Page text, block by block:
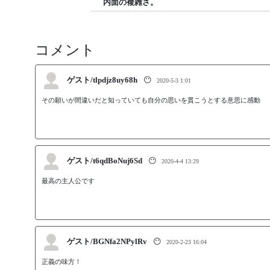
内面の複雑さ。
コメント
ゲスト/tlpdjz8uy68h 😶 2020-5-3 1:01
その願いが間違いだと知っていても自分の思いを貫こうとする意思に感動
ゲスト/t6qdBoNuj6Sd 😶 2020-4-4 13:29
最高の主人公です
ゲスト/BGNfa2NPylRv 😶 2020-2-23 16:04
正義の味方！